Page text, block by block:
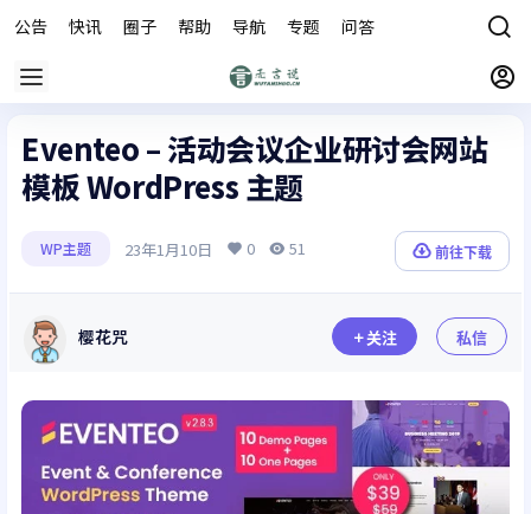
公告 快讯 圈子 帮助 导航 专题 问答
Eventeo – 活动会议企业研讨会网站
模板 WordPress 主题
WP主题 23年1月10日 0 51 前往下载
樱花咒 关注 私信